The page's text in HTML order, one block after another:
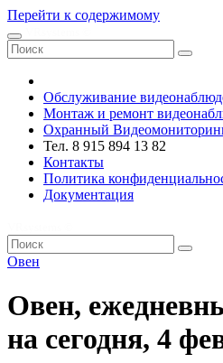
Перейти к содержимому
Обслуживание
Монтаж и ремонт
Охранный
Тел. 8 915 894 13 82
Контакты
Политика
Документация
Овен
Овен,
на сегодня, 4